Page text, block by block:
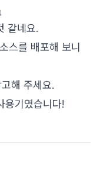
같네요.
스를 배포해 보니
해 주세요.
기였습니다!